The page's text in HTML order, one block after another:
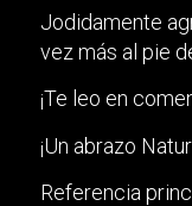
Jodidamente
vez más al pie
¡Te leo en
¡Un abrazo
Referencia